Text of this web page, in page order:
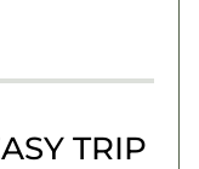
TRIP